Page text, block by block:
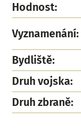
Hodnost:
Vyznamenání:
Bydliště:
Druh vojska:
Druh zbraně: